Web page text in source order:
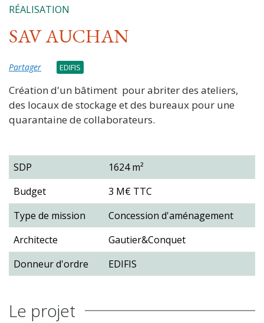
RÉALISATION
SAV AUCHAN
Partager EDIFIS
Création d'un bâtiment pour abriter des ateliers,
des locaux de stockage et des bureaux pour une
quarantaine de collaborateurs.
SDP
1624 m²
Budget
3 M€ TTC
Type de mission
Concession d'aménagement
Architecte
Gautier&Conquet
Donneur d'ordre
EDIFIS
Le projet